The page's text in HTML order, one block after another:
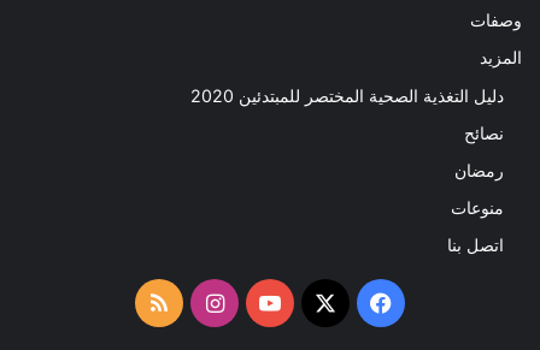
وصفات
المزيد
دليل التغذية الصحية المختصر للمبتدئين 2020​
نصائح
رمضان
منوعات
اتصل بنا
فيسبوك
‫X
‫YouTubeانستقرامملخص